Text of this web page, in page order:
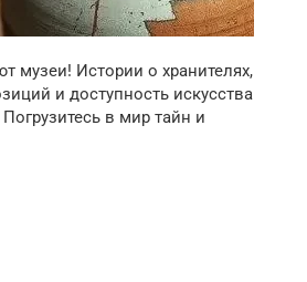
музеи! Истории о хранителях,
и доступность искусства
в мир тайн и